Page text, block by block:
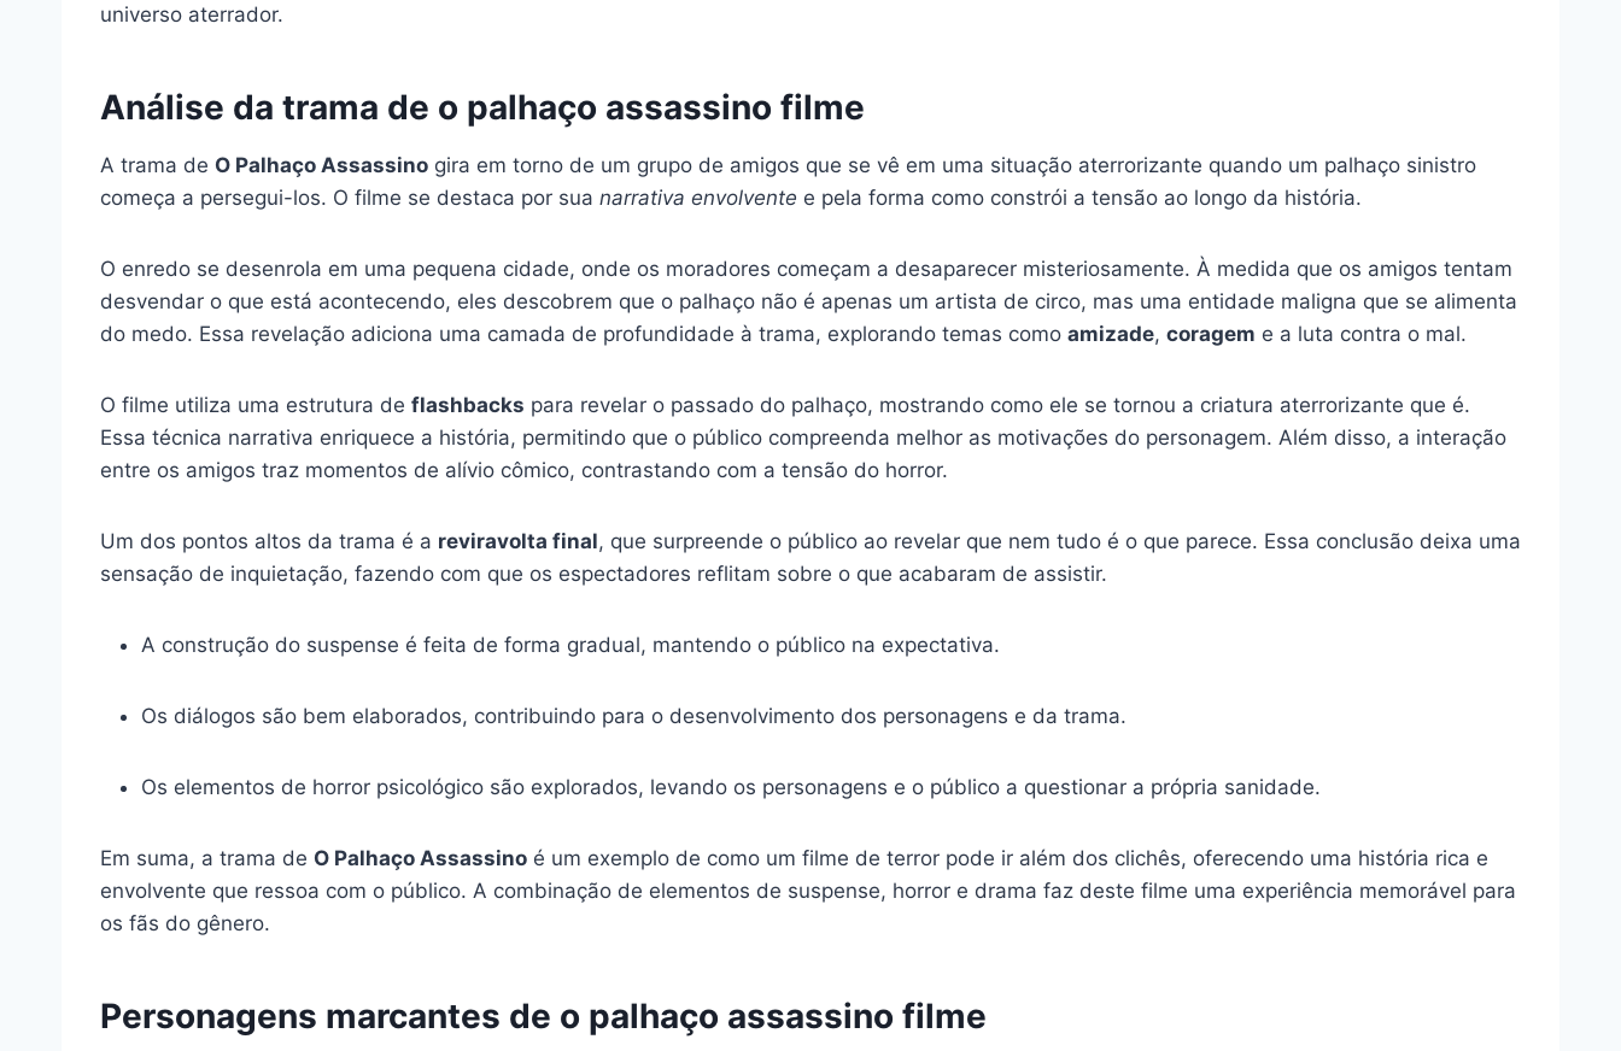
universo aterrador.
Análise da trama de o palhaço assassino filme
A trama de O Palhaço Assassino gira em torno de um grupo de amigos que se vê em uma situação aterrorizante quando um palhaço sinistro
começa a persegui-los. O filme se destaca por sua narrativa envolvente e pela forma como constrói a tensão ao longo da história.
O enredo se desenrola em uma pequena cidade, onde os moradores começam a desaparecer misteriosamente. À medida que os amigos tentam
desvendar o que está acontecendo, eles descobrem que o palhaço não é apenas um artista de circo, mas uma entidade maligna que se alimenta
do medo. Essa revelação adiciona uma camada de profundidade à trama, explorando temas como amizade, coragem e a luta contra o mal.
O filme utiliza uma estrutura de flashbacks para revelar o passado do palhaço, mostrando como ele se tornou a criatura aterrorizante que é.
Essa técnica narrativa enriquece a história, permitindo que o público compreenda melhor as motivações do personagem. Além disso, a interação
entre os amigos traz momentos de alívio cômico, contrastando com a tensão do horror.
Um dos pontos altos da trama é a reviravolta final, que surpreende o público ao revelar que nem tudo é o que parece. Essa conclusão deixa uma
sensação de inquietação, fazendo com que os espectadores reflitam sobre o que acabaram de assistir.
A construção do suspense é feita de forma gradual, mantendo o público na expectativa.
Os diálogos são bem elaborados, contribuindo para o desenvolvimento dos personagens e da trama.
Os elementos de horror psicológico são explorados, levando os personagens e o público a questionar a própria sanidade.
Em suma, a trama de O Palhaço Assassino é um exemplo de como um filme de terror pode ir além dos clichês, oferecendo uma história rica e
envolvente que ressoa com o público. A combinação de elementos de suspense, horror e drama faz deste filme uma experiência memorável para
os fãs do gênero.
Personagens marcantes de o palhaço assassino filme